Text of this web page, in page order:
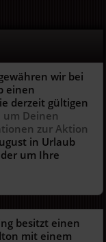
wir bei
einen
derzeit gültigen
um Deinen
zur Aktion
in Urlaub
um Ihre
besitzt einen
mit einem